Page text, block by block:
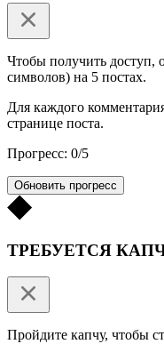
Чтобы получить доступ,
символов) на 5 постах.
Для каждого
странице поста.
Прогресс: 0/5
Обновить прогресс
ТРЕБУЕТСЯ
Пройдите капчу, чтобы